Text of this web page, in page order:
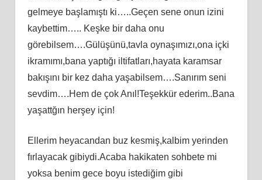
gelmeye başlamıştı ki…..Geçen sene onun izini
kaybettim….. Keşke bir daha onu
görebilsem….Gülüşünü,tavla oynaşımızı,ona içki
ikramımı,bana yaptığı iltifatları,hayata karamsar
bakışını bir kez daha yaşabilsem….Sanırım seni
sevdim….Hem de çok Anıl!Teşekkür ederim..Bana
yaşattğın herşey için!
Ellerim heyacandan buz kesmiş,kalbim yerinden
fırlayacak gibiydi.Acaba hakikaten sohbete mi
yoksa benim gece boyu istediğim gibi